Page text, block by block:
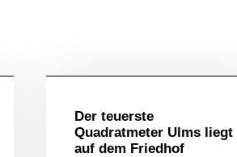
Der teuerste
Quadratmeter Ulms liegt
auf dem Friedhof